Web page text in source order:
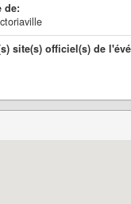
de:
site(s) officiel(s) de